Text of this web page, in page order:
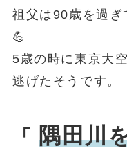
祖父は90歳を過ぎ
💪
5歳の時に東京大
逃げたそうです。
「隅田川